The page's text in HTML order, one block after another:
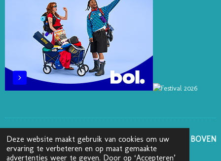
Deze website maakt gebruik van cookies om uw
ervaring te verbeteren en op maat gemaakte
advertenties weer te geven. Door op ‘Accepteren’
GA NAAR BOVEN